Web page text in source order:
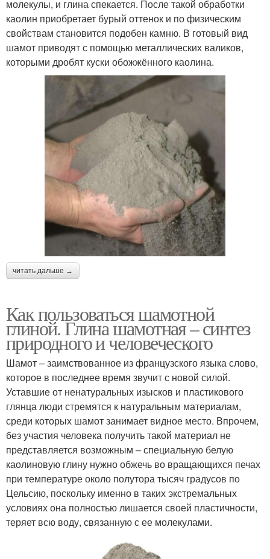
молекулы, и глина спекается. После такой обработки
каолин приобретает бурый оттенок и по физическим
свойствам становится подобен камню. В готовый вид
шамот приводят с помощью металлических валиков,
которыми дробят куски обожжённого каолина.
читать дальше →
Как пользоваться шамотной
глиной. Глина шамотная – синтез
природного и человеческого
Шамот – заимствованное из французского языка слово,
которое в последнее время звучит с новой силой.
Уставшие от ненатуральных изысков и пластикового
глянца люди стремятся к натуральным материалам,
среди которых шамот занимает видное место. Впрочем,
без участия человека получить такой материал не
представляется возможным – специальную белую
каолиновую глину нужно обжечь во вращающихся печах
при температуре около полутора тысяч градусов по
Цельсию, поскольку именно в таких экстремальных
условиях она полностью лишается своей пластичности,
теряет всю воду, связанную с ее молекулами.